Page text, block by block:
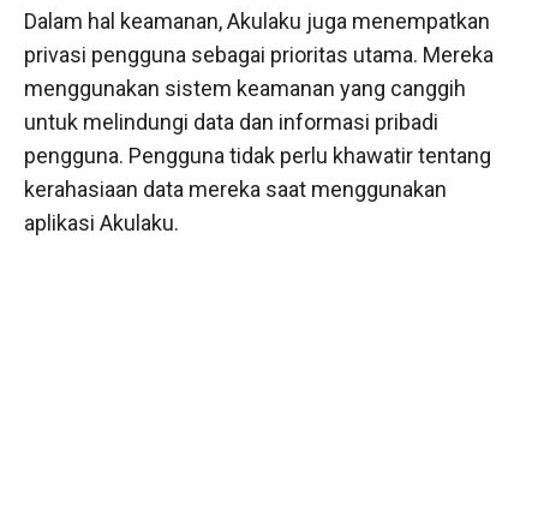
Dalam hal keamanan, Akulaku juga menempatkan
privasi pengguna sebagai prioritas utama. Mereka
menggunakan sistem keamanan yang canggih
untuk melindungi data dan informasi pribadi
pengguna. Pengguna tidak perlu khawatir tentang
kerahasiaan data mereka saat menggunakan
aplikasi Akulaku.